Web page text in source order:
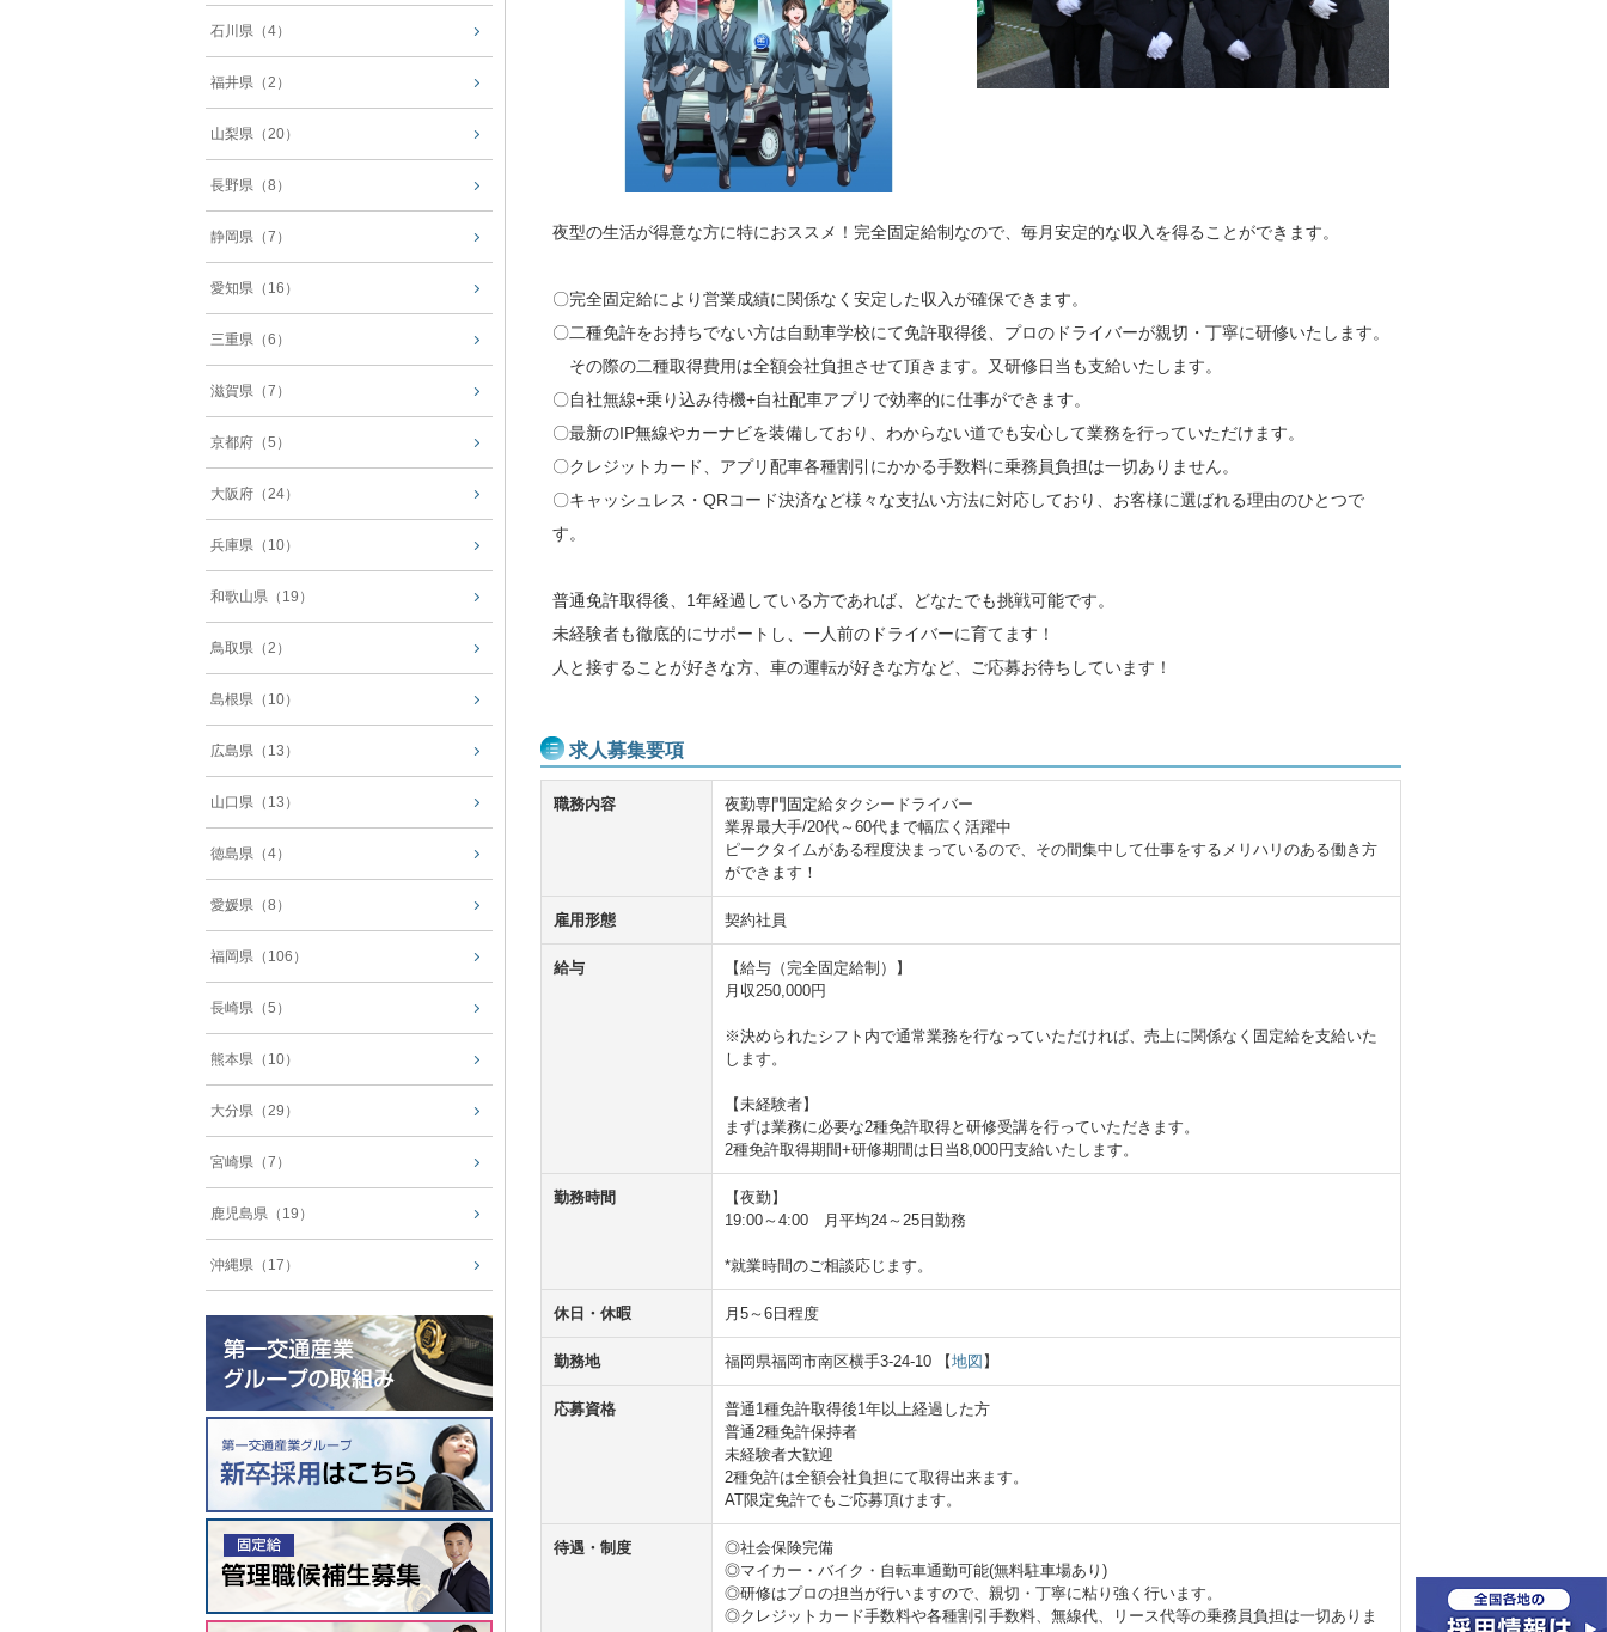
夜型の生活が得意な方に特におススメ！完全固定給制なので、毎月安定的な収入を得ることができます。
〇完全固定給により営業成績に関係なく安定した収入が確保できます。
〇二種免許をお持ちでない方は自動車学校にて免許取得後、プロのドライバーが親切・丁寧に研修いたします。
その際の二種取得費用は全額会社負担させて頂きます。又研修日当も支給いたします。
〇自社無線+乗り込み待機+自社配車アプリで効率的に仕事ができます。
〇最新のIP無線やカーナビを装備しており、わからない道でも安心して業務を行っていただけます。
〇クレジットカード、アプリ配車各種割引にかかる手数料に乗務員負担は一切ありません。
〇キャッシュレス・QRコード決済など様々な支払い方法に対応しており、お客様に選ばれる理由のひとつで
す。
普通免許取得後、1年経過している方であれば、どなたでも挑戦可能です。
未経験者も徹底的にサポートし、一人前のドライバーに育てます！
人と接することが好きな方、車の運転が好きな方など、ご応募お待ちしています！
求人募集要項
職務内容
夜勤専門固定給タクシードライバー
業界最大手/20代～60代まで幅広く活躍中
ピークタイムがある程度決まっているので、その間集中して仕事をするメリハリのある働き方
ができます！
雇用形態 契約社員
給与
【給与（完全固定給制）】
月収250,000円
※決められたシフト内で通常業務を行なっていただければ、売上に関係なく固定給を支給いた
します。
【未経験者】
まずは業務に必要な2種免許取得と研修受講を行っていただきます。
2種免許取得期間+研修期間は日当8,000円支給いたします。
勤務時間
【夜勤】
19:00～4:00 月平均24～25日勤務
*就業時間のご相談応じます。
休日・休暇 月5～6日程度
勤務地 福岡県福岡市南区横手3-24-10 【地図 】
応募資格
普通1種免許取得後1年以上経過した方
普通2種免許保持者
未経験者大歓迎
2種免許は全額会社負担にて取得出来ます。
AT限定免許でもご応募頂けます。
待遇・制度
◎社会保険完備
◎マイカー・バイク・自転車通勤可能(無料駐車場あり)
◎研修はプロの担当が行いますので、親切・丁寧に粘り強く行います。
◎クレジットカード手数料や各種割引手数料、無線代、リース代等の乗務員負担は一切ありま
石川県（4）
福井県（2）
山梨県（20）
長野県（8）
静岡県（7）
愛知県（16）
三重県（6）
滋賀県（7）
京都府（5）
大阪府（24）
兵庫県（10）
和歌山県（19）
鳥取県（2）
島根県（10）
広島県（13）
山口県（13）
徳島県（4）
愛媛県（8）
福岡県（106）
長崎県（5）
熊本県（10）
大分県（29）
宮崎県（7）
鹿児島県（19）
沖縄県（17）